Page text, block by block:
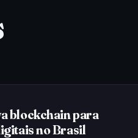
blockchain para
no Brasil